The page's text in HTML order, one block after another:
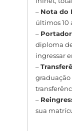
– Nota do
últimos 10
–
diploma
ingressar
–
graduação
–
sua